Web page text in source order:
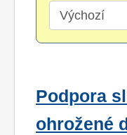
Podpora
ohrožené